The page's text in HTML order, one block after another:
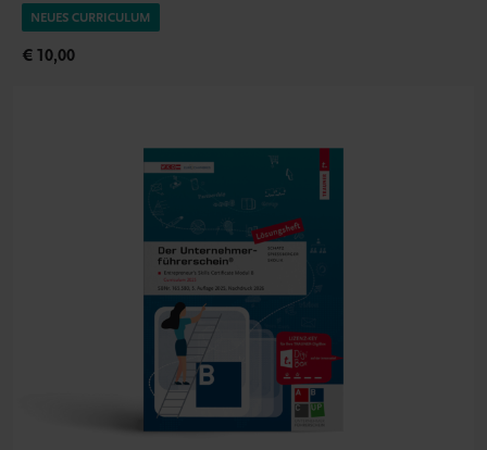
NEUES CURRICULUM
€ 10,00